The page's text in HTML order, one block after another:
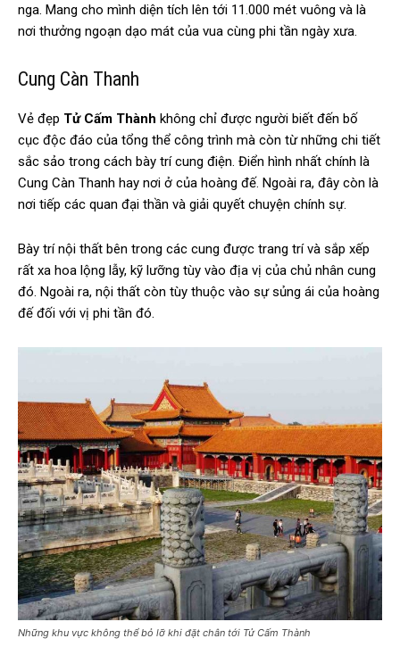
nga. Mang cho mình diện tích lên tới 11.000 mét vuông và là
nơi thưởng ngoạn dạo mát của vua cùng phi tần ngày xưa.
Cung Càn Thanh
Vẻ đẹp Tử Cấm Thành không chỉ được người biết đến bố
cục độc đáo của tổng thể công trình mà còn từ những chi tiết
sắc sảo trong cách bày trí cung điện. Điển hình nhất chính là
Cung Càn Thanh hay nơi ở của hoàng đế. Ngoài ra, đây còn là
nơi tiếp các quan đại thần và giải quyết chuyện chính sự.
Bày trí nội thất bên trong các cung được trang trí và sắp xếp
rất xa hoa lộng lẫy, kỹ lưỡng tùy vào địa vị của chủ nhân cung
đó. Ngoài ra, nội thất còn tùy thuộc vào sự sủng ái của hoàng
đế đối với vị phi tần đó.
Những khu vực không thể bỏ lỡ khi đặt chân tới Tử Cấm Thành